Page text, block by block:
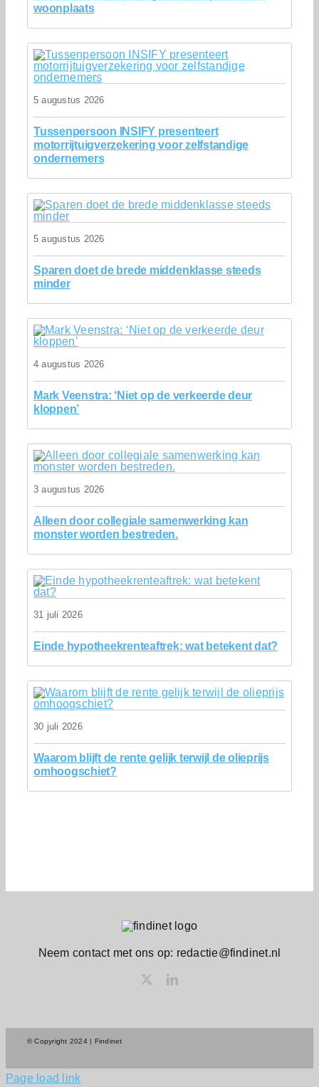
woonplaats
5 augustus 2026
Tussenpersoon INSIFY presenteert
motorrijtuigverzekering voor zelfstandige
ondernemers
5 augustus 2026
Sparen doet de brede middenklasse steeds
minder
4 augustus 2026
Mark Veenstra: ‘Niet op de verkeerde deur
kloppen’
3 augustus 2026
Alleen door collegiale samenwerking kan
monster worden bestreden.
31 juli 2026
Einde hypotheekrenteaftrek: wat betekent dat?
30 juli 2026
Waarom blijft de rente gelijk terwijl de olieprijs
omhoogschiet?
Neem contact met ons op: redactie@findinet.nl
© Copyright 2024 | Findinet
Page load link